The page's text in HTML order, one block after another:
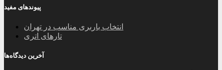
پیوندهای مفید
انتخاب باربری مناسب در تهران
تارهای اتری
آخرین دیدگاه‌ها